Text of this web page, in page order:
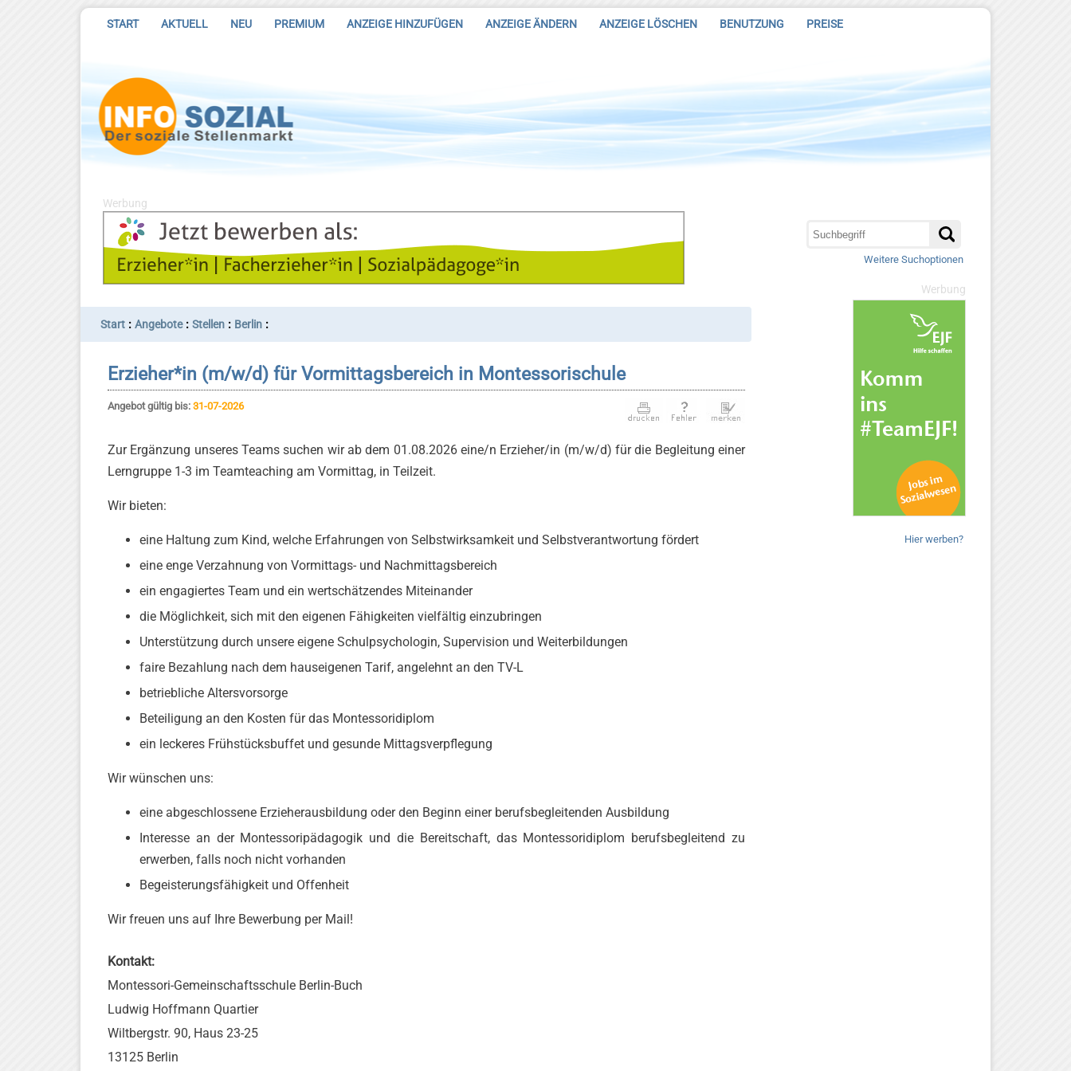
START AKTUELL NEU PREMIUM ANZEIGE HINZUFÜGEN ANZEIGE ÄNDERN ANZEIGE LÖSCHEN BENUTZUNG PREISE
Werbung
Start : Angebote: Stellen : Berlin :
Erzieher*in (m/w/d) für Vormittagsbereich in Montessorischule
Angebot gültig bis: 31-07-2026
Zur Ergänzung unseres Teams suchen wir ab dem 01.08.2026 eine/n Erzieher/in (m/w/d) für die Begleitung einer
Lerngruppe 1-3 im Teamteaching am Vormittag, in Teilzeit.
Wir bieten:
eine Haltung zum Kind, welche Erfahrungen von Selbstwirksamkeit und Selbstverantwortung fördert
eine enge Verzahnung von Vormittags- und Nachmittagsbereich
ein engagiertes Team und ein wertschätzendes Miteinander
die Möglichkeit, sich mit den eigenen Fähigkeiten vielfältig einzubringen
Unterstützung durch unsere eigene Schulpsychologin, Supervision und Weiterbildungen
faire Bezahlung nach dem hauseigenen Tarif, angelehnt an den TV-L
betriebliche Altersvorsorge
Beteiligung an den Kosten für das Montessoridiplom
ein leckeres Frühstücksbuffet und gesunde Mittagsverpflegung
Wir wünschen uns:
eine abgeschlossene Erzieherausbildung oder den Beginn einer berufsbegleitenden Ausbildung
Interesse an der Montessoripädagogik und die Bereitschaft, das Montessoridiplom berufsbegleitend zu
erwerben, falls noch nicht vorhanden
Begeisterungsfähigkeit und Offenheit
Wir freuen uns auf Ihre Bewerbung per Mail!
Kontakt:
Montessori-Gemeinschaftsschule Berlin-Buch
Ludwig Hoffmann Quartier
Wiltbergstr. 90, Haus 23-25
13125 Berlin
Weitere Suchoptionen
Werbung
Hier werben?